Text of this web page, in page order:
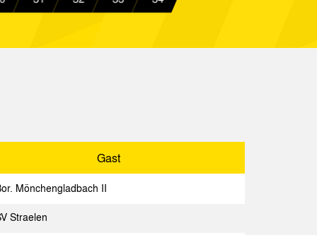
II Spielbericht
Spielbericht
Gast
Gast
Mönchengladbach II
Straelen